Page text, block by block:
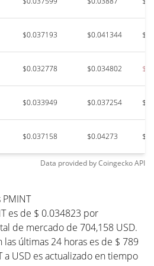
$0.037193 $0.041344
$0.032778 $0.034802
$0.033949 $0.037254
$0.037158 $0.04273
Data provided byCoingeckoAPI
es de $ 0.034823 por
de mercado de 704,158 USD.
últimas 24 horas es de $ 789
a USD es actualizado en tiempo